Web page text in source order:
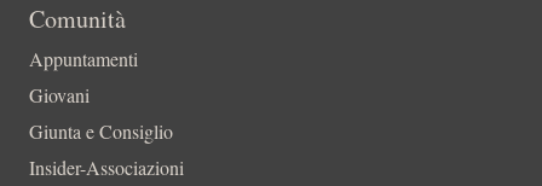
Comunità
Appuntamenti
Giovani
Giunta e Consiglio
Insider-Associazioni